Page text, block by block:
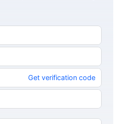
Get verification code